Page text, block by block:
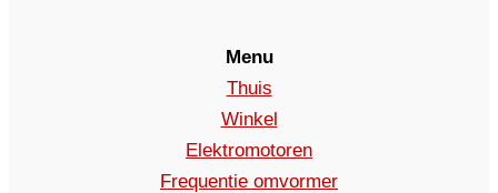
Menu
Thuis
Winkel
Elektromotoren
Frequentie omvormer